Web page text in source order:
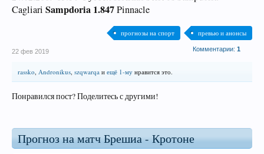
Cagliari Sampdoria 1.847Pinnacle
прогнозы на спорт превью и анонсы
Комментарии: 1
22 фев 2019
rassko, Andronikus, szqwarqa и ещё 1-му нравится это.
Понравился пост? Поделитесь с другими!
Прогноз на матч Брешиа - Кротоне